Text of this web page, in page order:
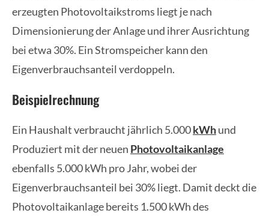
erzeugten Photovoltaikstroms liegt je nach
Dimensionierung der Anlage und ihrer Ausrichtung
bei etwa 30%. Ein Stromspeicher kann den
Eigenverbrauchsanteil verdoppeln.
Beispielrechnung
Ein Haushalt verbraucht jährlich 5.000kWhund
Produziert mit der neuen Photovoltaikanlage
ebenfalls 5.000 kWh pro Jahr, wobei der
Eigenverbrauchsanteil bei 30% liegt. Damit deckt die
Photovoltaikanlage bereits 1.500 kWh des